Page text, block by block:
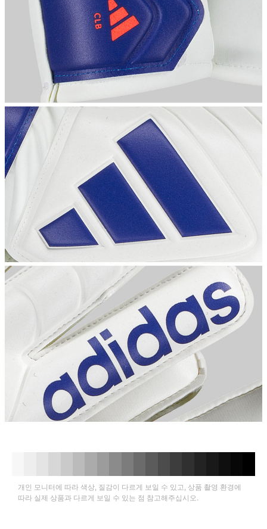
개인 모니터에 따라 색상, 질감이 다르게 보일 수 있고, 상품 촬영 환경에
따라 실제 상품과 다르게 보일 수 있는 점 참고해주십시오.